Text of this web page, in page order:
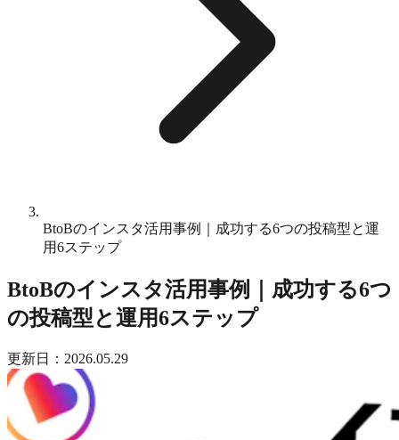
BtoBのインスタ活用事例｜成功する6つの投稿型と運
用6ステップ
BtoBのインスタ活用事例｜成功する6つ
の投稿型と運用6ステップ
更新日：2026.05.29